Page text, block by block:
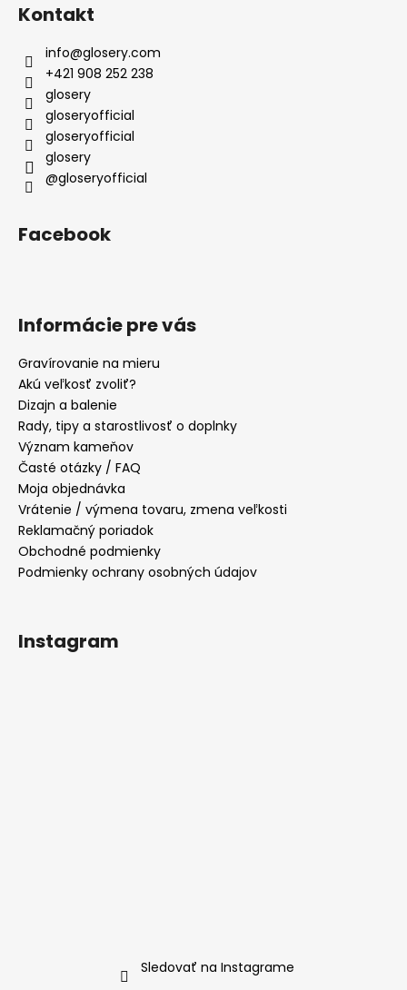
Kontakt
info@glosery.com
+421 908 252 238
glosery
gloseryofficial
gloseryofficial
glosery
@gloseryofficial
Facebook
Informácie pre vás
Gravírovanie na mieru
Akú veľkosť zvoliť?
Dizajn a balenie
Rady, tipy a starostlivosť o doplnky
Význam kameňov
Časté otázky / FAQ
Moja objednávka
Vrátenie / výmena tovaru, zmena veľkosti
Reklamačný poriadok
Obchodné podmienky
Podmienky ochrany osobných údajov
Instagram
Sledovať na Instagrame